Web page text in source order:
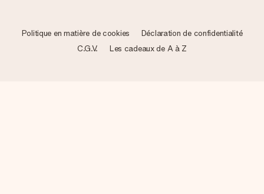
Politique en matière de cookies
Déclaration de confidentialité
C.G.V.
Les cadeaux de A à Z